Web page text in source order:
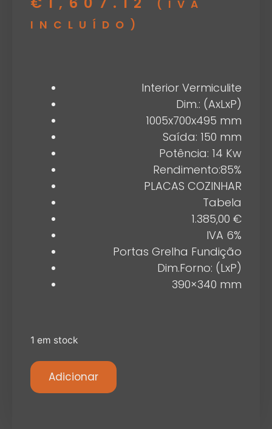
(IVA
INCLUÍDO)
Interior Vermiculite
Dim.: (AxLxP)
1005x700x495 mm
Saída: 150 mm
Potência: 14 Kw
Rendimento:85%
PLACAS COZINHAR
Tabela
1.385,00 €
IVA 6%
Portas Grelha Fundição
Dim.Forno: (LxP)
390×340 mm
1 em stock
Adicionar